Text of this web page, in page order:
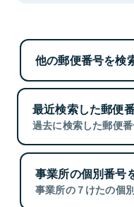
他の郵便番号を検
最近検索した郵便
過去に検索した郵便
事業所の個別番号
事業所の７けたの個